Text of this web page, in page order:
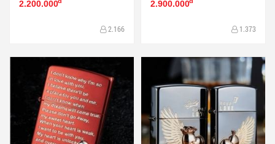
2.200.000
2.166
2.900.000
1.373